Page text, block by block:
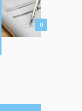
0